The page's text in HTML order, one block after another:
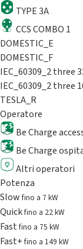
TYPE 3A
CCS COMBO 1
DOMESTIC_E
DOMESTIC_F
IEC_60309_2 three
IEC_60309_2 three
TESLA_R
Operatore
Be Charge
Be Charge
Altri operatori
Potenza
Slowfino a 7 kW
Quickfino a 22 kW
Fastfino a 75 kW
Fast+fino a 149 kW